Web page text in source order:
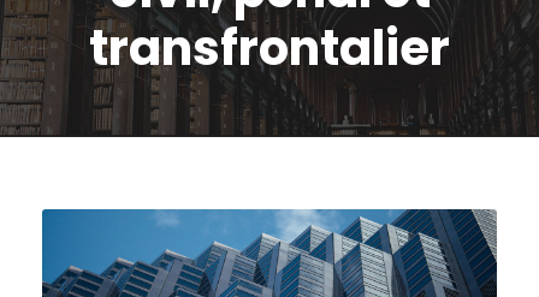
transfrontalier